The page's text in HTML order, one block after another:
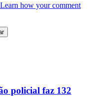
Learn how your comment
policial faz 132